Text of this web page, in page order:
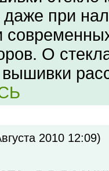
даже при
О
2010 12:09)